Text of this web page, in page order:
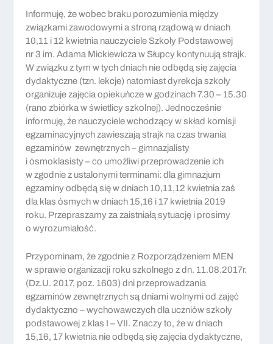
Informuję, żewobec braku porozumienia między
związkami zawodowymi a stroną rządowąw dniach
10,11 i 12 kwietnia nauczyciele Szkoły Podstawowej
nr 3 im. Adama Mickiewicza w Słupcy kontynuują strajk.
W związku z tym w tych dniach nie odbędą się zajęcia
dydaktyczne (tzn. lekcje) natomiast dyrekcja szkoły
organizujezajęcia opiekuńczew godzinach 7.30 – 15.30
(rano zbiórka w świetlicy szkolnej).Jednocześnie
informuję, że nauczyciele wchodzący w skład komisji
egzaminacyjnych zawieszają strajk na czas trwania
egzaminów zewnętrznych– gimnazjalisty
i ósmoklasisty –co umożliwi przeprowadzenie ich
w zgodnie z ustalonymi terminami: dla gimnazjum
egzaminy odbędą sięw dniach 10,11,12 kwietnia zaś
dla klas ósmychw dniach 15,16 i 17 kwietnia 2019
roku. Przepraszamy za zaistniałą sytuację i prosimy
o wyrozumiałość.
Przypominam, że zgodnie z Rozporządzeniem MEN
w sprawie organizacji roku szkolnego z dn. 11.08.2017r.
(Dz.U. 2017, poz. 1603) dni przeprowadzania
egzaminów zewnętrznych są dniami wolnymi od zajęć
dydaktyczno – wychowawczychdla uczniów szkoły
podstawowej z klas I –VII. Znaczy to, że w dniach
15,16, 17 kwietnia nie odbędą się zajęcia dydaktyczne,